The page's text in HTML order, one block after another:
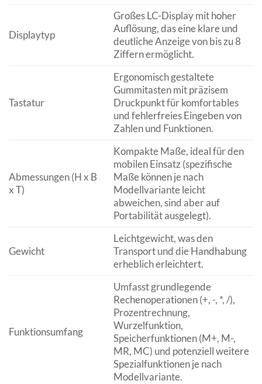
Displaytyp
Großes LC-Display mit hoher
Auflösung, das eine klare und
deutliche Anzeige von bis zu 8
Ziffern ermöglicht.
Tastatur
Ergonomisch gestaltete
Gummitasten mit präzisem
Druckpunkt für komfortables
und fehlerfreies Eingeben von
Zahlen und Funktionen.
Abmessungen (H x B
x T)
Kompakte Maße, ideal für den
mobilen Einsatz (spezifische
Maße können je nach
Modellvariante leicht
abweichen, sind aber auf
Portabilität ausgelegt).
Gewicht
Leichtgewicht, was den
Transport und die Handhabung
erheblich erleichtert.
Funktionsumfang
Umfasst grundlegende
Rechenoperationen (+, -, *, /),
Prozentrechnung,
Wurzelfunktion,
Speicherfunktionen (M+, M-,
MR, MC) und potenziell weitere
Spezialfunktionen je nach
Modellvariante.